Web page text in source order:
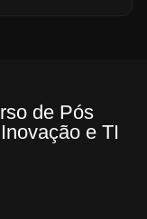
de Pós
e TI